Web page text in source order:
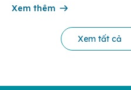
cứu Phát triển Doanh nghiệp
Xem thêm
Xem tất cả